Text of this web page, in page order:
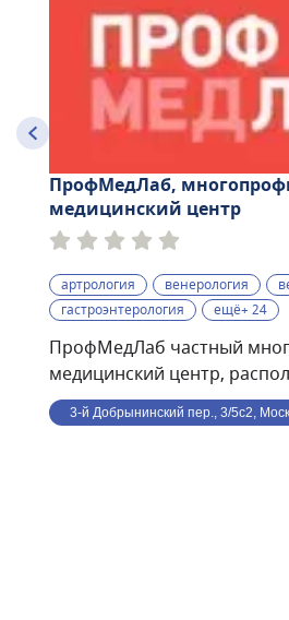
ПрофМедЛаб,
медицинский центр
артрология венерология
гастроэнтерология
ещё+ 24
ПрофМедЛаб частный
медицинский центр,
центре Москвы, в 8
Улица 1905 года. В
эндокринология и др.
3-й Добрынинский пер., 3/5с2,